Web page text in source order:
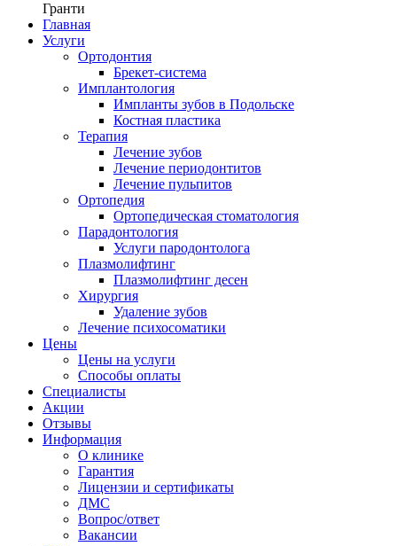
Гранти
Главная
Услуги
Ортодонтия
Брекет-система
Имплантология
Импланты зубов в Подольске
Костная пластика
Терапия
Лечение зубов
Лечение периодонтитов
Лечение пульпитов
Ортопедия
Ортопедическая стоматология
Парадонтология
Услуги пародонтолога
Плазмолифтинг
Плазмолифтинг десен
Хирургия
Удаление зубов
Лечение психосоматики
Цены
Цены на услуги
Способы оплаты
Специалисты
Акции
Отзывы
Информация
О клинике
Гарантия
Лицензии и сертификаты
ДМС
Вопрос/ответ
Вакансии